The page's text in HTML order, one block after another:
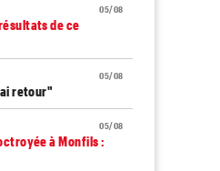
05/08
de ce
05/08
retour"
05/08
à Monfils :